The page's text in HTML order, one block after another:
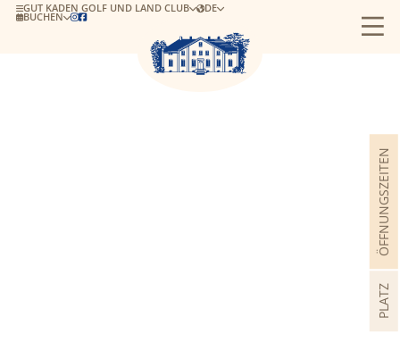
BUCHEN 
GUT KADEN GOLF UND LAND CLUB DE
PLATZ
ÖFFNUNGSZEITEN